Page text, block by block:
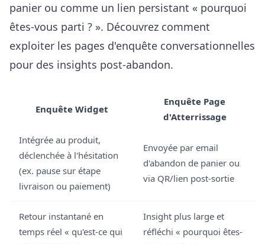
panier ou comme un lien persistant « pourquoi
êtes-vous parti ? ». Découvrez comment
exploiter les pages d'enquête conversationnelles
pour des insights post-abandon.
Enquête Widget
Enquête Page
d'Atterrissage
Intégrée au produit,
déclenchée à l'hésitation
(ex. pause sur étape
livraison ou paiement)
Envoyée par email
d'abandon de panier ou
via QR/lien post-sortie
Retour instantané en
temps réel « qu'est-ce qui
Insight plus large et
réfléchi « pourquoi êtes-